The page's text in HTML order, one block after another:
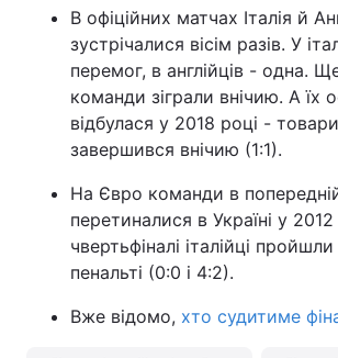
В офіційних матчах Італія й
зустрічалися вісім разів. У
перемог, в англійців - одна.
команди зіграли внічию. А їх
відбулася у 2018 році -
завершився внічию (1:1).
На Євро команди в
перетиналися в Україні у 2012
чвертьфіналі італійці
пенальті (0:0 і 4:2).
Вже відомо, хто судитиме